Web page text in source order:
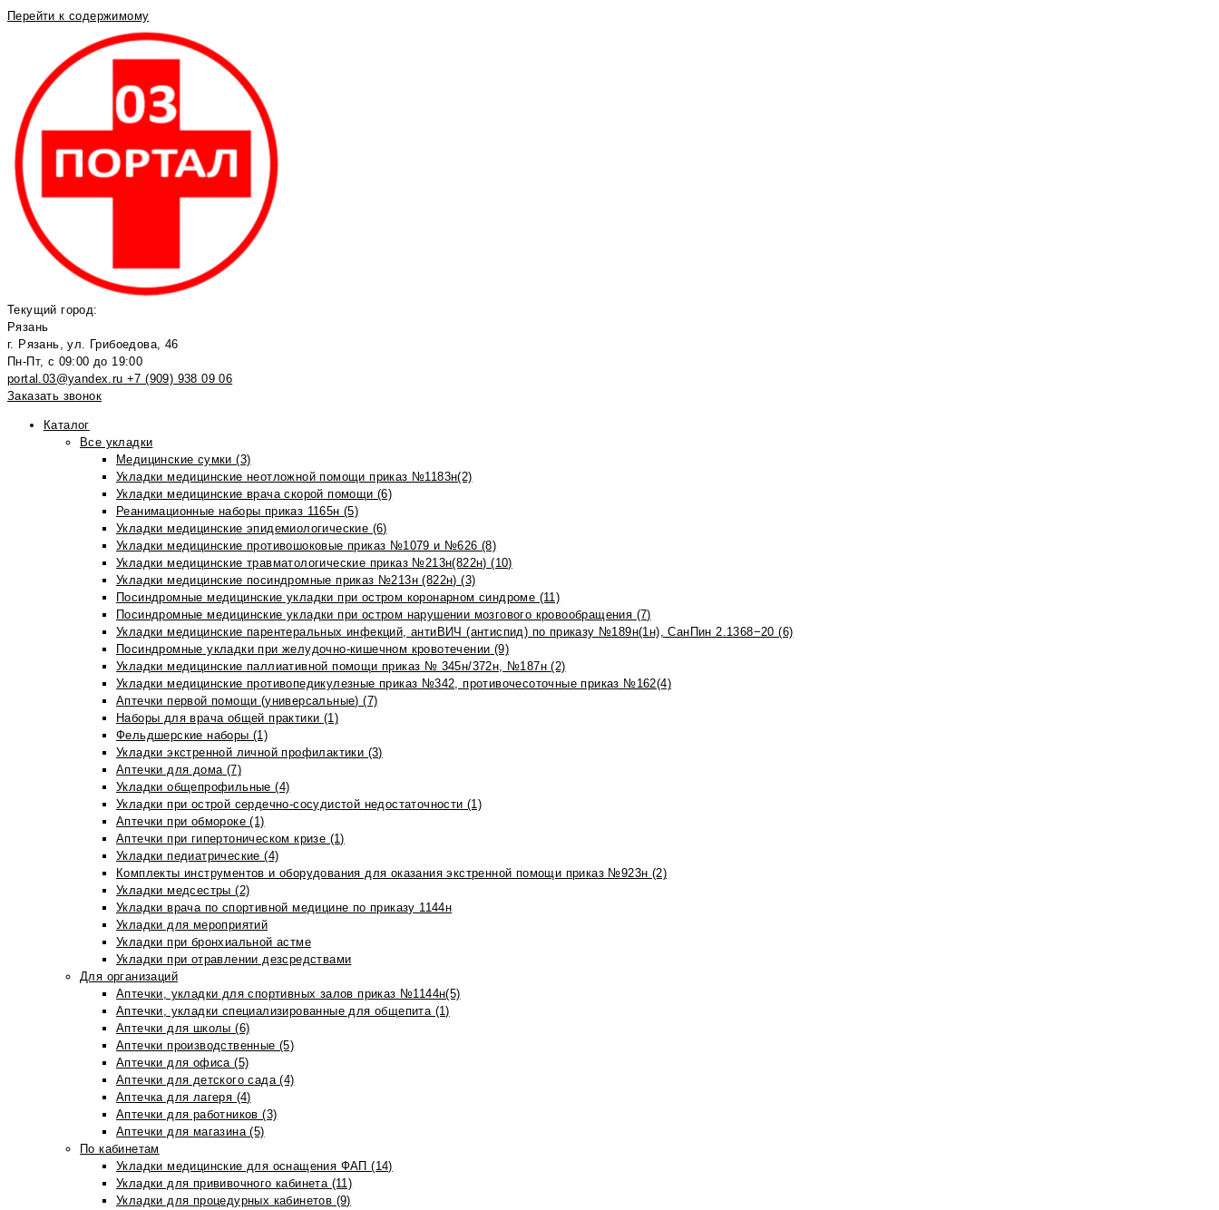
Перейти к содержимому
Текущий город:
Рязань
г. Рязань, ул. Грибоедова, 46
Пн-Пт, с 09:00 до 19:00
portal.03@yandex.ru +7 (909) 938 09 06
Заказать звонок
Каталог
Все укладки
Медицинские сумки (3)
Укладки медицинские неотложной помощи приказ №1183н(2)
Укладки медицинские врача скорой помощи (6)
Реанимационные наборы приказ 1165н (5)
Укладки медицинские эпидемиологические (6)
Укладки медицинские противошоковые приказ №1079 и №626 (8)
Укладки медицинские травматологические приказ №213н(822н) (10)
Укладки медицинские посиндромные приказ №213н (822н) (3)
Посиндромные медицинские укладки при остром коронарном синдроме (11)
Посиндромные медицинские укладки при остром нарушении мозгового кровообращения (7)
Укладки медицинские парентеральных инфекций, антиВИЧ (антиспид) по приказу №189н(1н), СанПин 2.1368−20 (6)
Посиндромные укладки при желудочно-кишечном кровотечении (9)
Укладки медицинские паллиативной помощи приказ № 345н/372н, №187н (2)
Укладки медицинские противопедикулезные приказ №342, противочесоточные приказ №162(4)
Аптечки первой помощи (универсальные) (7)
Наборы для врача общей практики (1)
Фельдшерские наборы (1)
Укладки экстренной личной профилактики (3)
Аптечки для дома (7)
Укладки общепрофильные (4)
Укладки при острой сердечно-сосудистой недостаточности (1)
Аптечки при обмороке (1)
Аптечки при гипертоническом кризе (1)
Укладки педиатрические (4)
Комплекты инструментов и оборудования для оказания экстренной помощи приказ №923н (2)
Укладки медсестры (2)
Укладки врача по спортивной медицине по приказу 1144н
Укладки для мероприятий
Укладки при бронхиальной астме
Укладки при отравлении дезсредствами
Для организаций
Аптечки, укладки для спортивных залов приказ №1144н(5)
Аптечки, укладки специализированные для общепита (1)
Аптечки для школы (6)
Аптечки производственные (5)
Аптечки для офиса (5)
Аптечки для детского сада (4)
Аптечка для лагеря (4)
Аптечки для работников (3)
Аптечки для магазина (5)
По кабинетам
Укладки медицинские для оснащения ФАП (14)
Укладки для прививочного кабинета (11)
Укладки для процедурных кабинетов (9)